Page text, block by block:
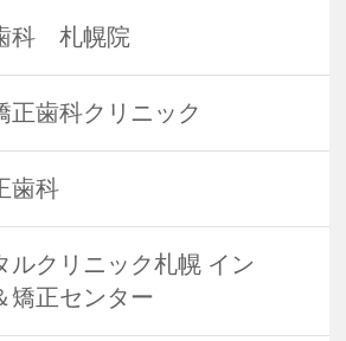
科 札幌院
正歯科クリニック
歯科
ルクリニック札幌 イン
矯正センター